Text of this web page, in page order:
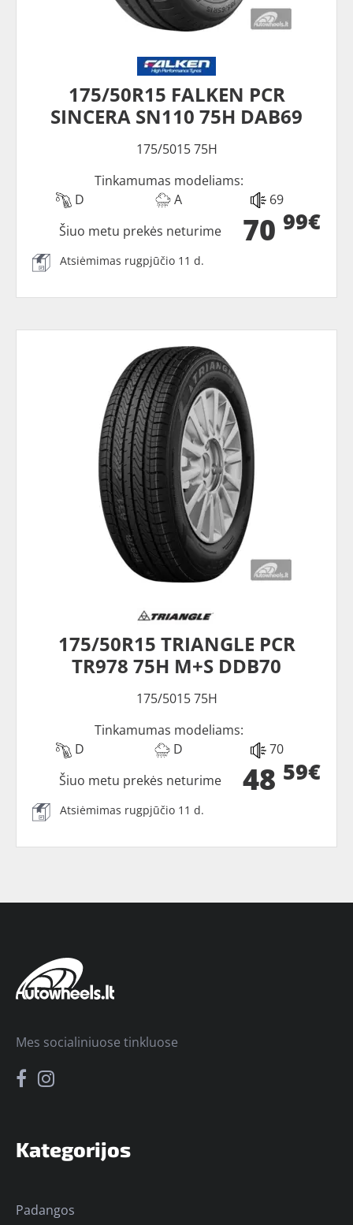
175/50R15 FALKEN PCR
SINCERA SN110 75H DAB69
175/5015 75H
Tinkamumas modeliams:
D
A 69
70 99€
Šiuo metu prekės neturime
Atsiėmimas rugpjūčio 11 d.
175/50R15 TRIANGLE PCR
TR978 75H M+S DDB70
175/5015 75H
Tinkamumas modeliams:
D
D 70
48 59€
Šiuo metu prekės neturime
Atsiėmimas rugpjūčio 11 d.
Kategorijos
Padangos
Mes socialiniuose tinkluose